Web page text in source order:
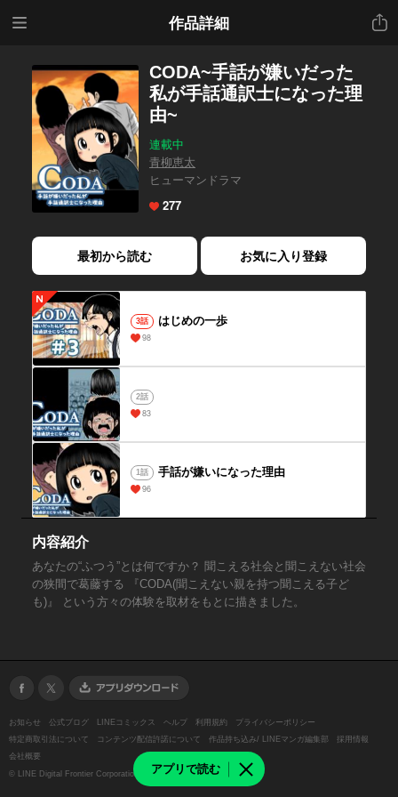
作品詳細
共有
アプリで読む
CODA~手話が嫌いだった
私が手話通訳士になった理
由~
連載中
青柳恵太
ヒューマンドラマ
277
最初から読む お気に入り登録
3話 はじめの一歩
98
2話
83
1話 手話が嫌いになった理由
96
内容紹介
あなたの“ふつう”とは何ですか？ 聞こえる社会と聞こえない社会
の狭間で葛藤する 『CODA(聞こえない親を持つ聞こえる子ど
も)』 という方々の体験を取材をもとに描きました。
お知らせ 公式ブログ LINEコミックス ヘルプ 利用規約
プライバシーポリシー
特定商取引法について
コンテンツ配信許諾について 作品持ち込み/ LINEマンガ編集部
採用情報
会社概要
© LINE Digital Frontier Corporation